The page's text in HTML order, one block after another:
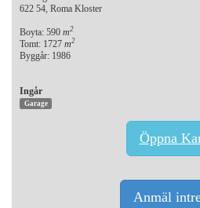
622 54, Roma Kloster
Boyta: 590 m 2
Tomt: 1727 m 2
Byggår: 1986
Ingår
Garage
Öppna
Anmäl